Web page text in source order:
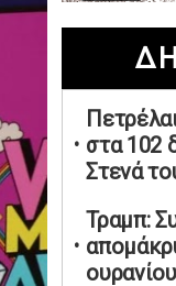
άφησε
Ηνωμένα
τους
02/05/
Η Αθηνά
στα 102
Στενά
Τραμπ:
ουρανίου